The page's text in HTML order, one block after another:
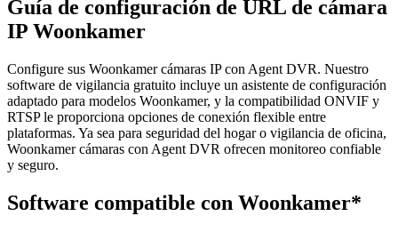
Guía de configuración de URL de cámara
IP Woonkamer
Configure sus Woonkamer cámaras IP con Agent DVR. Nuestro
software de vigilancia gratuito incluye un asistente de configuración
adaptado para modelos Woonkamer, y la compatibilidad ONVIF y
RTSP le proporciona opciones de conexión flexible entre
plataformas. Ya sea para seguridad del hogar o vigilancia de oficina,
Woonkamer cámaras con Agent DVR ofrecen monitoreo confiable
y seguro.
Software compatible con Woonkamer*